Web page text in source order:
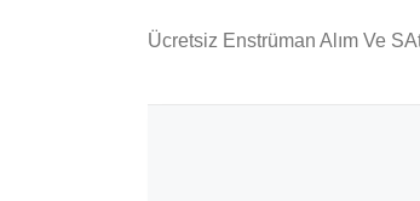
Ücretsiz Enstrüman Alım Ve